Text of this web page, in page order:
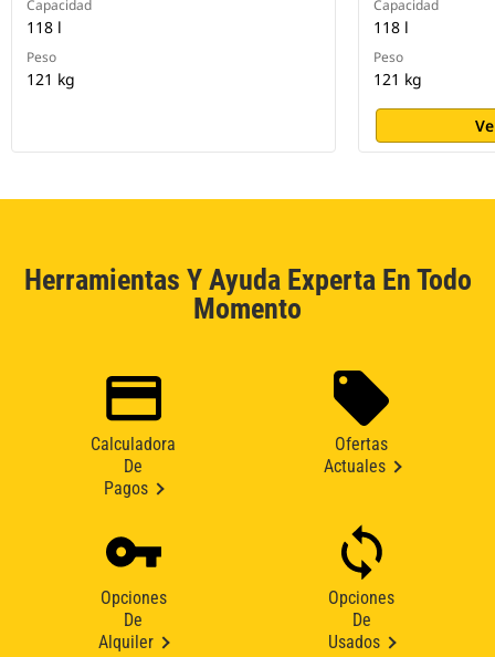
Capacidad
118 l
Peso
121 kg
Capacidad
118 l
Peso
121 kg
Herramientas Y Ayuda Experta En Todo
Momento
Calculadora
De
Pagos
Ofertas
Actuales
Opciones
De
Alquiler
Opciones
De
Usados